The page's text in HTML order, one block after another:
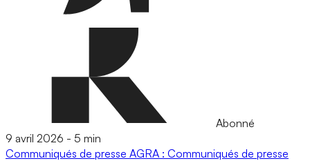
Abonné
9 avril 2026 - 5 min
Communiqués de presse AGRA : Communiqués de presse